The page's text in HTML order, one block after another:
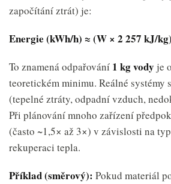
započítání ztrát) je:
Energie (kWh/h) ≈ (W × 2 257 kJ/
To znamená odpařování 1 kg vody je o
teoretickém minimu. Reálné systémy
(tepelné ztráty, odpadní vzduch,
Při plánování mnoho zařízení
(často ~1,5× až 3×) v závislosti na
rekuperaci tepla.
Příklad (směrový): Pokud materiál